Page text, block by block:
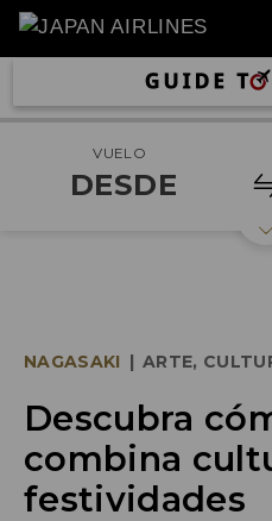
VUELO
DESDE
NAGASAKI | ARTE,
Descubra
combina
festividades